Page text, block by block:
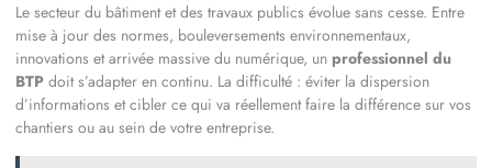
Le secteur du bâtiment et des travaux publics évolue sans cesse. Entre
mise à jour des normes, bouleversements environnementaux,
innovations et arrivée massive du numérique, un professionnel du
BTP doit s’adapter en continu. La difficulté : éviter la dispersion
d’informations et cibler ce qui va réellement faire la différence sur vos
chantiers ou au sein de votre entreprise.